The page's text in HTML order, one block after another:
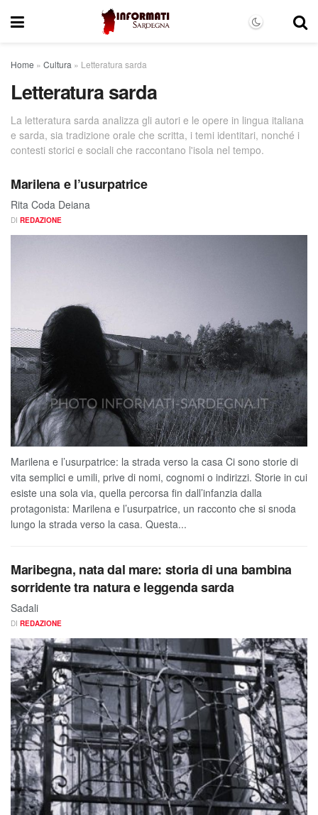
Home » Cultura » Letteratura sarda
Letteratura sarda
La letteratura sarda analizza gli autori e le opere in lingua italiana
e sarda, sia tradizione orale che scritta, i temi identitari, nonché i
contesti storici e sociali che raccontano l'isola nel tempo.
Marilena e l’usurpatrice
Rita Coda Deiana
DI REDAZIONE
Marilena e l’usurpatrice: la strada verso la casa Ci sono storie di
vita semplici e umili, prive di nomi, cognomi o indirizzi. Storie in cui
esiste una sola via, quella percorsa fin dall’infanzia dalla
protagonista: Marilena e l’usurpatrice, un racconto che si snoda
lungo la strada verso la casa. Questa...
Maribegna, nata dal mare: storia di una bambina
sorridente tra natura e leggenda sarda
Sadali
DI REDAZIONE